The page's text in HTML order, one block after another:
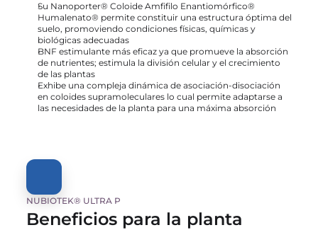
NUBIOTEK® ULTRA P
Beneficios para la planta
Su Nanoporter® Coloide Amfifilo Enantiomórfico®
Humalenato® permite constituir una estructura óptima del
suelo, promoviendo condiciones físicas, químicas y
biológicas adecuadas
BNF estimulante más eficaz ya que promueve la absorción
de nutrientes; estimula la división celular y el crecimiento
de las plantas
Exhibe una compleja dinámica de asociación-disociación
en coloides supramoleculares lo cual permite adaptarse a
las necesidades de la planta para una máxima absorción